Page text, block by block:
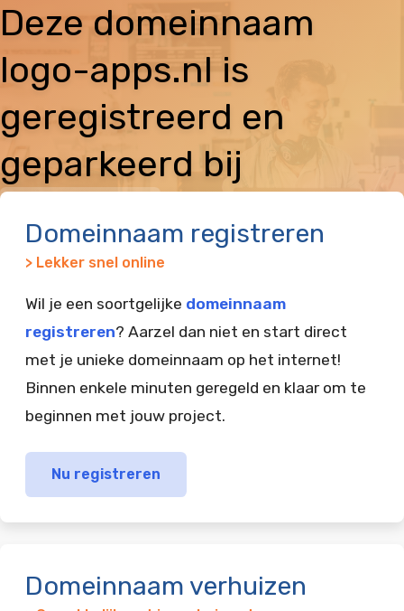
Deze domeinnaam
logo-apps.nl is
geregistreerd en
geparkeerd bij
Domeinnaam registreren
> Lekker snel online
Wil je een soortgelijke domeinnaam
registreren? Aarzel dan niet en start direct
met je unieke domeinnaam op het internet!
Binnen enkele minuten geregeld en klaar om te
beginnen met jouw project.
Nu registreren
Domeinnaam verhuizen